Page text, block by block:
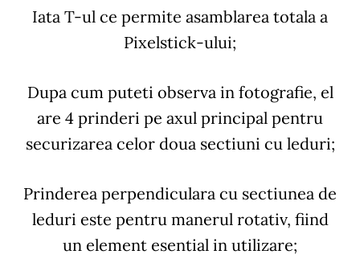
Iata T-ul ce permite asamblarea totala a
Pixelstick-ului;
Dupa cum puteti observa in fotografie, el
are 4 prinderi pe axul principal pentru
securizarea celor doua sectiuni cu leduri;
Prinderea perpendiculara cu sectiunea de
leduri este pentru manerul rotativ, fiind
un element esential in utilizare;